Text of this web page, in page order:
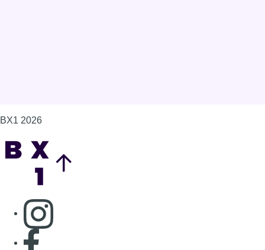
BX1 2026
Consulter page Instagram
Consulter page Facebook